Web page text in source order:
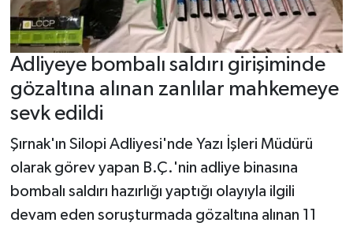
Adliyeye bombalı saldırı girişiminde
gözaltına alınan zanlılar mahkemeye
sevk edildi
Şırnak'ın Silopi Adliyesi'nde Yazı İşleri Müdürü
olarak görev yapan B.Ç.'nin adliye binasına
bombalı saldırı hazırlığı yaptığı olayıyla ilgili
devam eden soruşturmada gözaltına alınan 11